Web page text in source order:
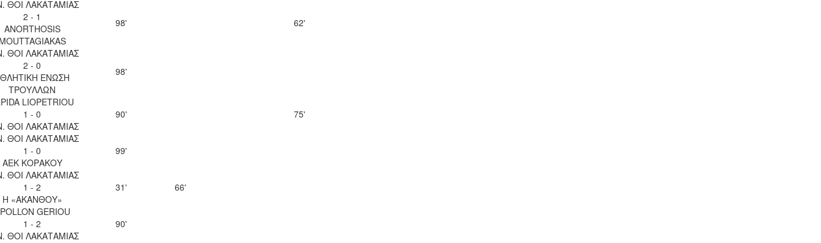
ΘΟΙ ΛΑΚΑΤΑΜΙΑΣ
2 - 1
ANORTHOSIS
98' 62'
ΘΟΙ ΛΑΚΑΤΑΜΙΑΣ
2 - 0
ΕΝΩΣΗ
ΤΡΟΥΛΛΩΝ
98'
LIOPETRIOU
1 - 0
ΘΟΙ ΛΑΚΑΤΑΜΙΑΣ
90'
75'
ΘΟΙ ΛΑΚΑΤΑΜΙΑΣ
1 - 0
ΑΕΚ ΚΟΡΑΚΟΥ
99'
ΘΟΙ ΛΑΚΑΤΑΜΙΑΣ
1 - 2
Η «ΑΚΑΝΘΟΥ»
31'
66'
GERIOU
1 - 2
ΘΟΙ ΛΑΚΑΤΑΜΙΑΣ
90'